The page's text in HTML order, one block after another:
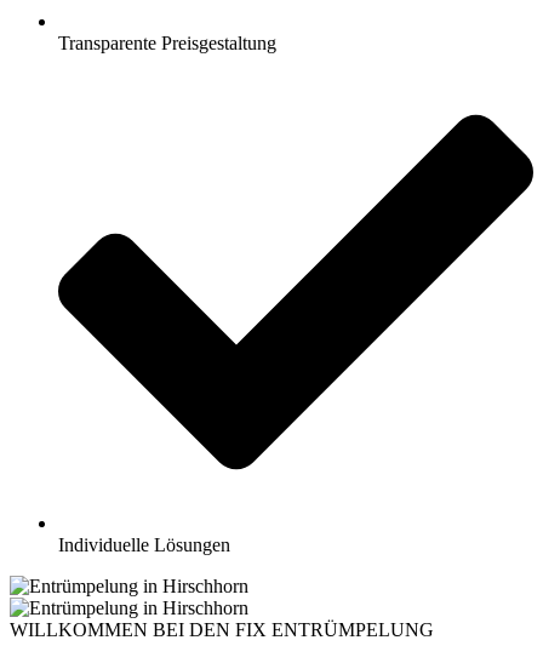
Transparente Preisgestaltung
Individuelle Lösungen
WILLKOMMEN BEI DEN FIX ENTRÜMPELUNG